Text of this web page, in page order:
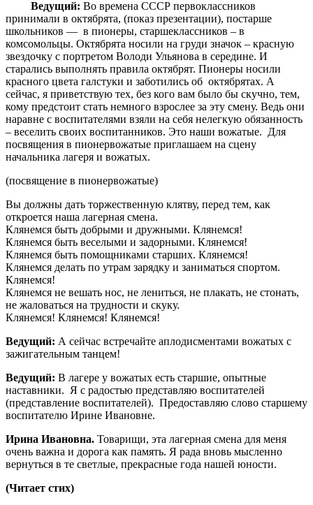
Ведущий: Во времена СССР первоклассников
принимали в октябрята, (показ презентации), постарше
школьников — в пионеры, старшеклассников – в
комсомольцы. Октябрята носили на груди значок – красную
звездочку с портретом Володи Ульянова в середине. И
старались выполнять правила октябрят. Пионеры носили
красного цвета галстуки и заботились об октябрятах. А
сейчас, я приветствую тех, без кого вам было бы скучно, тем,
кому предстоит стать немного взрослее за эту смену. Ведь они
наравне с воспитателями взяли на себя нелегкую обязанность
– веселить своих воспитанников. Это наши вожатые. Для
посвящения в пионервожатые приглашаем на сцену
начальника лагеря и вожатых.
(посвящение в пионервожатые)
Вы должны дать торжественную клятву, перед тем, как
откроется наша лагерная смена.
Клянемся быть добрыми и дружными. Клянемся!
Клянемся быть веселыми и задорными. Клянемся!
Клянемся быть помощниками старших. Клянемся!
Клянемся делать по утрам зарядку и заниматься спортом.
Клянемся!
Клянемся не вешать нос, не лениться, не плакать, не стонать,
не жаловаться на трудности и скуку.
Клянемся! Клянемся! Клянемся!
Ведущий: А сейчас встречайте аплодисментами вожатых с
зажигательным танцем!
Ведущий: В лагере у вожатых есть старшие, опытные
наставники. Я с радостью представляю воспитателей
(представление воспитателей). Предоставляю слово старшему
воспитателю Ирине Ивановне.
Ирина Ивановна. Товарищи, эта лагерная смена для меня
очень важна и дорога как память. Я рада вновь мысленно
вернуться в те светлые, прекрасные года нашей юности.
(Читает стих)